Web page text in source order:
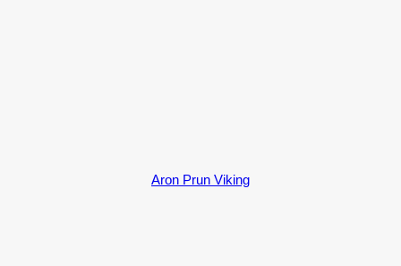
Aron Prun Viking